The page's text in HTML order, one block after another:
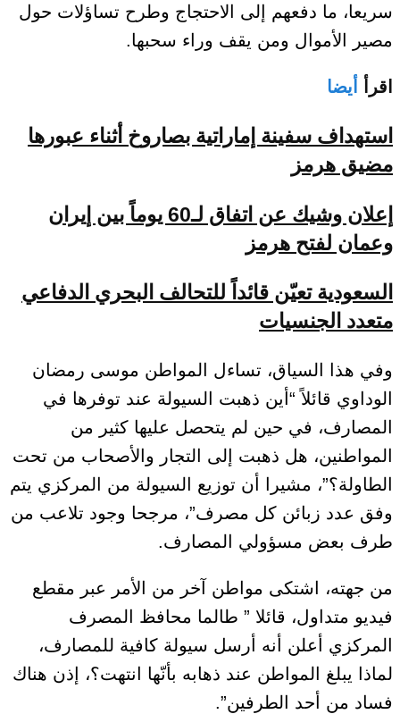
سريعا، ما دفعهم إلى الاحتجاج وطرح تساؤلات حول
مصير الأموال ومن يقف وراء سحبها.
اقرأ أيضا
استهداف سفينة إماراتية بصاروخ أثناء عبورها
مضيق هرمز
إعلان وشيك عن اتفاق لـ60 يوماً بين إيران
وعمان لفتح هرمز
السعودية تعيّن قائداً للتحالف البحري الدفاعي
متعدد الجنسيات
وفي هذا السياق، تساءل المواطن موسى رمضان
الوداوي قائلاً “أين ذهبت السيولة عند توفرها في
المصارف، في حين لم يتحصل عليها كثير من
المواطنين، هل ذهبت إلى التجار والأصحاب من تحت
الطاولة؟”، مشيرا أن توزيع السيولة من المركزي يتم
وفق عدد زبائن كل مصرف”، مرجحا وجود تلاعب من
طرف بعض مسؤولي المصارف.
من جهته، اشتكى مواطن آخر من الأمر عبر مقطع
فيديو متداول، قائلا ” طالما محافظ المصرف
المركزي أعلن أنه أرسل سيولة كافية للمصارف،
لماذا يبلغ المواطن عند ذهابه بأنّها انتهت؟، إذن هناك
فساد من أحد الطرفين”.